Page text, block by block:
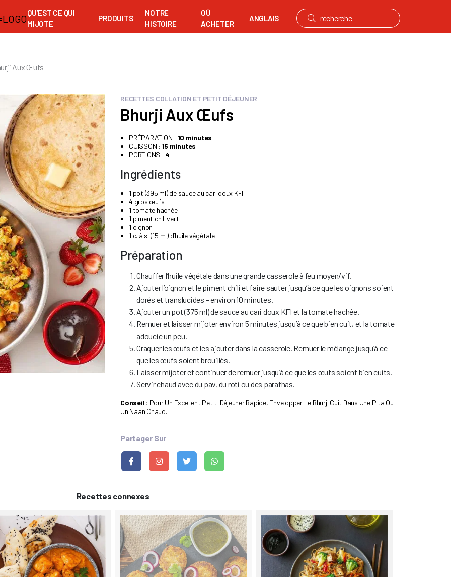
QU’EST CE QUI
MIJOTE
PRODUITS
NOTRE
HISTOIRE
OÙ
ACHETER
ANGLAIS
Aux Œufs
RECETTES COLLATION ET PETIT DÉJEUNER
Bhurji Aux Œufs
PRÉPARATION : 10 minutes
CUISSON : 15 minutes
PORTIONS : 4
Ingrédients
1 pot (395 ml) de sauce au cari doux KFI
4 gros œufs
1 tomate hachée
1 piment chili vert
1 oignon
1 c. à s. (15 ml) d’huile végétale
Préparation
Chauffer l’huile végétale dans une grande casserole à feu moyen/vif.
Ajouter l’oignon et le piment chili et faire sauter jusqu’à ce que les oignons soient
dorés et translucides – environ 10 minutes.
Ajouter un pot (375 ml) de sauce au cari doux KFI et la tomate hachée.
Remuer et laisser mijoter environ 5 minutes jusqu’à ce que bien cuit, et la tomate
adoucie un peu.
Craquer les œufs et les ajouter dans la casserole. Remuer le mélange jusqu’à ce
que les œufs soient brouillés.
Laisser mijoter et continuer de remuer jusqu’à ce que les œufs soient bien cuits.
Servir chaud avec du pav, du roti ou des parathas.
Conseil : Pour Un Excellent Petit-Déjeuner Rapide, Envelopper Le Bhurji Cuit Dans Une Pita Ou
Un Naan Chaud.
Partager Sur
Recettes connexes